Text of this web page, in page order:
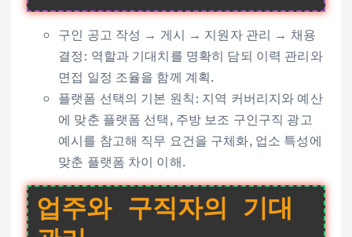
구인 공고 작성 → 게시 → 지원자 관리 → 채용
결정: 역할과 기대치를 명확히 담되 이력 관리와
면접 일정 조율을 함께 계획.
플랫폼 선택의 기본 원칙: 지역 커버리지와 예산
에 맞춘 플랫폼 선택, 주방 보조 구인구직 광고
예시를 참고해 직무 요건을 구체화, 업소 특성에
맞춘 플랫폼 차이 이해.
업주와 구직자의 기대